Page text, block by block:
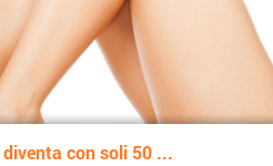
con soli 50 ...